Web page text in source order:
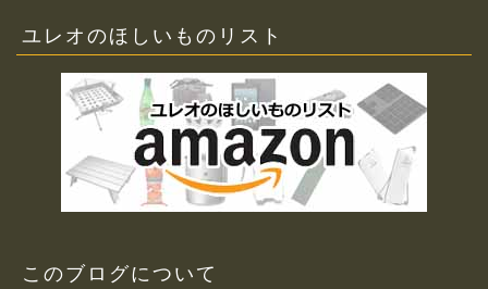
ユレオのほしいものリスト
このブログについて